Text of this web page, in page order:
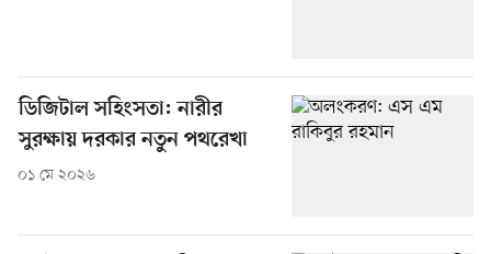
ডিজিটাল সহিংসতা: নারীর
সুরক্ষায় দরকার নতুন পথরেখা
০১ মে ২০২৬